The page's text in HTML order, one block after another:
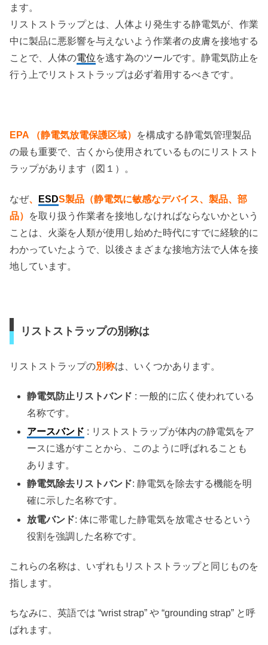
ます。
リストストラップとは、人体より発生する静電気が、作業
中に製品に悪影響を与えないよう作業者の皮膚を接地する
ことで、人体の電位を逃す為のツールです。静電気防止を
行う上でリストストラップは必ず着用するべきです。
EPA （静電気放電保護区域）
を構成する静電気管理製品
の最も重要で、古くから使用されているものにリストスト
ラップがあります（図１）。
なぜ、 ESDS製品（静電気に敏感なデバイス、製品、部
品）
を取り扱う作業者を接地しなければならないかという
ことは、火薬を人類が使用し始めた時代にすでに経験的に
わかっていたようで、以後さまざまな接地方法で人体を接
地しています。
リストストラップの別称は
リストストラップの別称は、いくつかあります。
静電気防止リストバンド : 一般的に広く使われている
名称です。
アースバンド : リストストラップが体内の静電気をア
ースに逃がすことから、このように呼ばれることも
あります。
静電気除去リストバンド: 静電気を除去する機能を明
確に示した名称です。
放電バンド: 体に帯電した静電気を放電させるという
役割を強調した名称です。
これらの名称は、いずれもリストストラップと同じものを
指します。
ちなみに、英語では “wrist strap” や “grounding strap” と呼
ばれます。